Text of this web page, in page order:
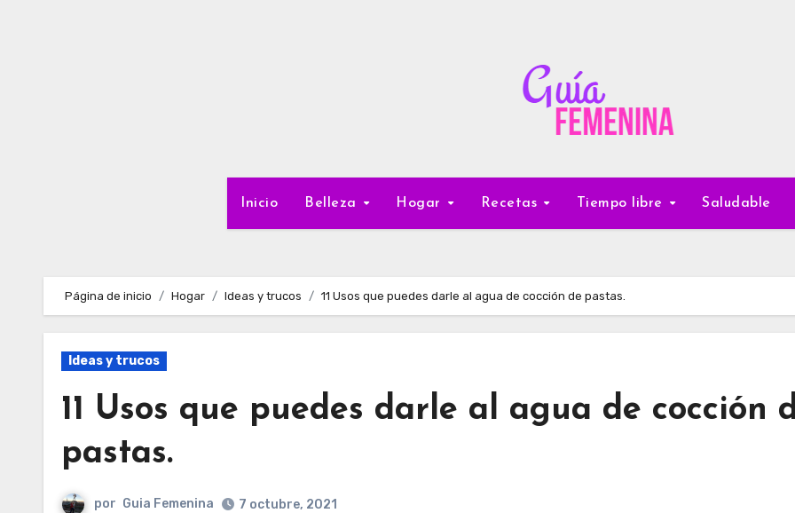
Inicio Belleza Hogar Recetas Tiempo libre Saludable
Página de inicio Hogar Ideas y trucos 11 Usos que puedes darle al agua de cocción de pastas.
Ideas y trucos
11 Usos que puedes darle al agua de cocción
pastas.
por Guia Femenina 7 octubre, 2021